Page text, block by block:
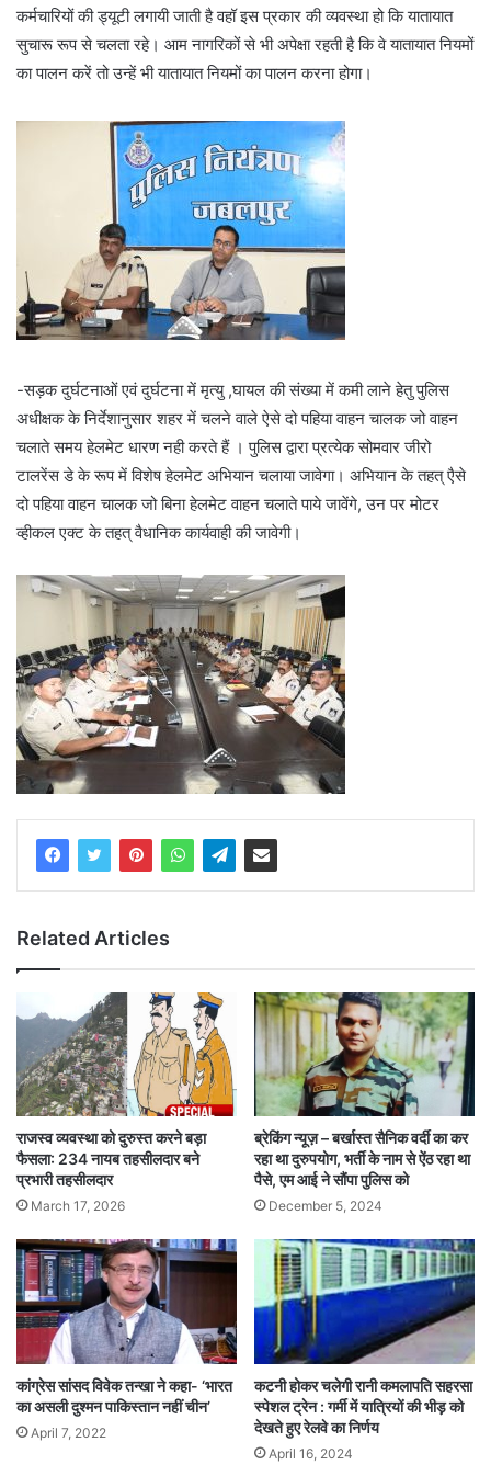
कर्मचारियों की ड्यूटी लगायी जाती है वहॉ इस प्रकार की व्यवस्था हो कि यातायात
सुचारू रूप से चलता रहे। आम नागरिकों से भी अपेक्षा रहती है कि वे यातायात नियमों
का पालन करें तो उन्हें भी यातायात नियमों का पालन करना होगा।
-सड़क दुर्घटनाओं एवं दुर्घटना में मृत्यु ,घायल की संख्या में कमी लाने हेतु पुलिस
अधीक्षक के निर्देशानुसार शहर में चलने वाले ऐसे दो पहिया वाहन चालक जो वाहन
चलाते समय हेलमेट धारण नही करते हैं । पुलिस द्वारा प्रत्येक सोमवार जीरो
टालरेंस डे के रूप में विशेष हेलमेट अभियान चलाया जावेगा। अभियान के तहत् एैसे
दो पहिया वाहन चालक जो बिना हेलमेट वाहन चलाते पाये जावेंगे, उन पर मोटर
व्हीकल एक्ट के तहत् वैधानिक कार्यवाही की जावेगी।
Related Articles
राजस्व व्यवस्था को दुरुस्त करने बड़ा
फैसला: 234 नायब तहसीलदार बने
प्रभारी तहसीलदार
March 17, 2026
ब्रेकिंग न्यूज़ – बर्खास्त सैनिक वर्दी का कर
रहा था दुरुपयोग, भर्ती के नाम से ऐंठ रहा था
पैसे, एम आई ने सौंपा पुलिस को
December 5, 2024
कांग्रेस सांसद विवेक तन्खा ने कहा- ‘भारत
का असली दुश्मन पाकिस्तान नहीं चीन’
April 7, 2022
कटनी होकर चलेगी रानी कमलापति सहरसा
स्पेशल ट्रेन : गर्मी में यात्रियों की भीड़़ को
देखते हुए रेलवे का निर्णय
April 16, 2024